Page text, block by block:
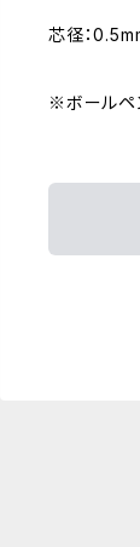
芯径：
※ボールペ